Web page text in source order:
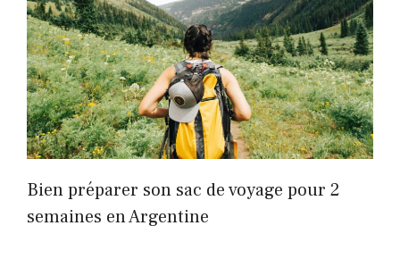
Bien préparer son sac de voyage pour 2
semaines en Argentine